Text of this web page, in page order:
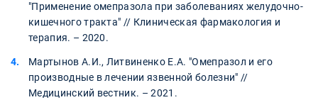
"Применение омепразола при заболеваниях желудочно-
кишечного тракта" // Клиническая фармакология и
терапия. – 2020.
Мартынов А.И., Литвиненко Е.А. "Омепразол и его
производные в лечении язвенной болезни" //
Медицинский вестник. – 2021.